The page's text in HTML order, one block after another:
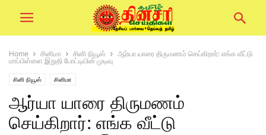
Home சினிமா சினி நியூஸ்
ஆர்யா யாரை திருமணம் செய்கிறார்: எங்க வீட்டு
மாப்பிள்ளை இறுதி போட்டியின் முடிவு
சினி நியூஸ் சினிமா
ஆர்யா யாரை திருமணம்
செய்கிறார்: எங்க வீட்டு